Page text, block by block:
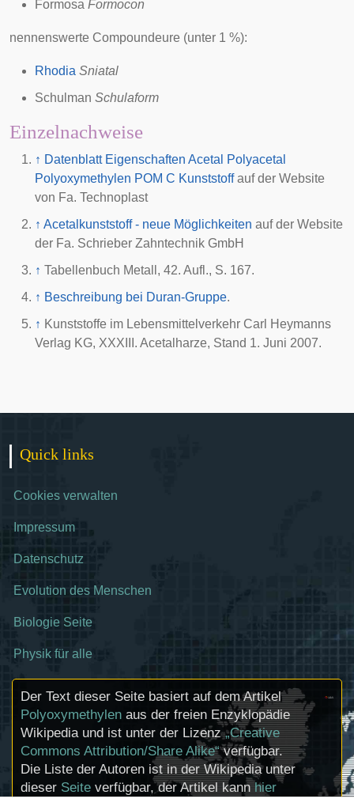
Formosa Formocon
nennenswerte Compoundeure (unter 1 %):
Rhodia Sniatal
Schulman Schulaform
Einzelnachweise
↑ Datenblatt Eigenschaften Acetal Polyacetal
Polyoxymethylen POM C Kunststoffauf der Website
von Fa. Technoplast
↑ Acetalkunststoff - neue Möglichkeiten auf der Website
der Fa. Schrieber Zahntechnik GmbH
↑ Tabellenbuch Metall, 42. Aufl., S. 167.
↑ Beschreibung bei Duran-Gruppe.
↑ Kunststoffe im Lebensmittelverkehr Carl Heymanns
Verlag KG, XXXIII. Acetalharze, Stand 1. Juni 2007.
Quick links
Cookies verwalten
Impressum
Datenschutz
Evolution des Menschen
Biologie Seite
Physik für alle
Der Text dieser Seite basiert auf dem Artikel
Polyoxymethylen aus der freien Enzyklopädie
Wikipedia und ist unter der Lizenz„Creative
Commons Attribution/Share Alike“verfügbar.
Die Liste der Autoren ist in der Wikipedia unter
dieser Seite verfügbar, der Artikel kannhier